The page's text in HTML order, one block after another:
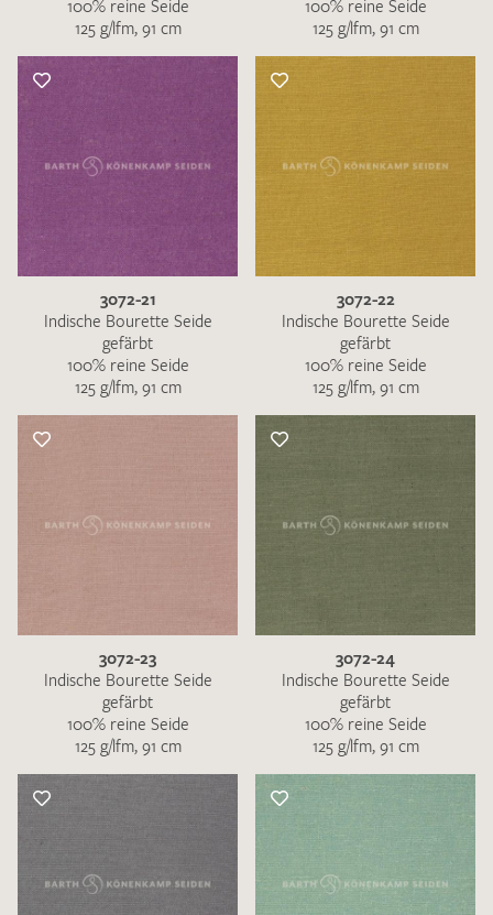
100% reine Seide
125 g/lfm, 91 cm
100% reine Seide
125 g/lfm, 91 cm
3072-21
Indische Bourette Seide
gefärbt
100% reine Seide
125 g/lfm, 91 cm
3072-22
Indische Bourette Seide
gefärbt
100% reine Seide
125 g/lfm, 91 cm
3072-23
Indische Bourette Seide
gefärbt
100% reine Seide
125 g/lfm, 91 cm
3072-24
Indische Bourette Seide
gefärbt
100% reine Seide
125 g/lfm, 91 cm